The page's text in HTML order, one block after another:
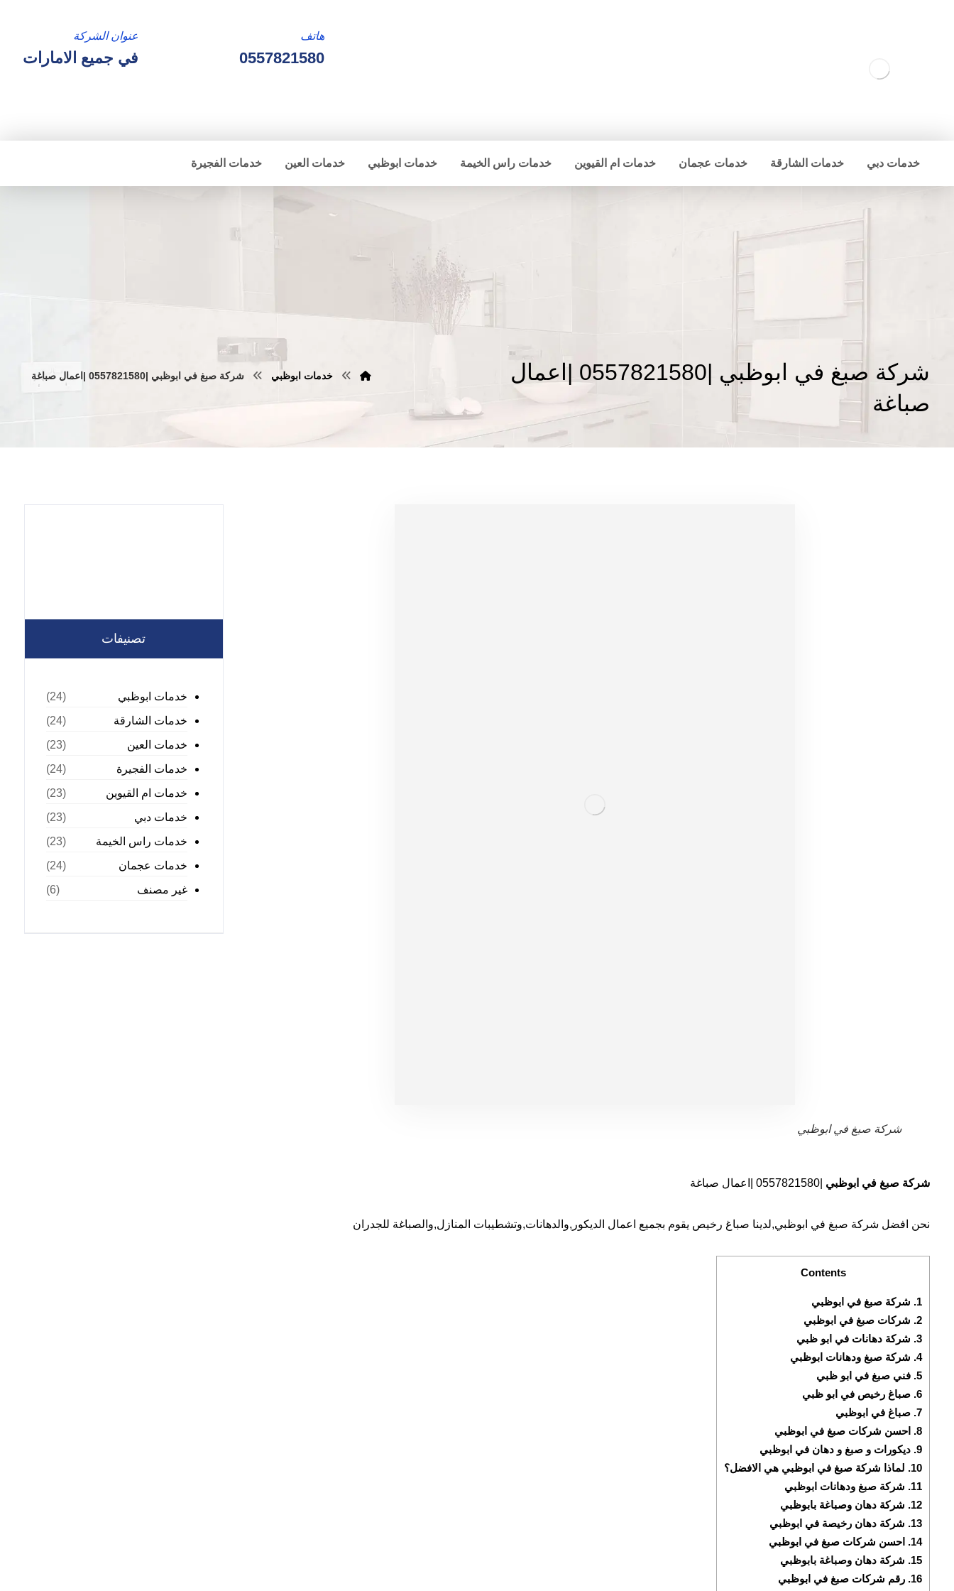
عنوان الشركة
في جميع الامارات
هاتف
0557821580
خدمات دبي خدمات الشارقة خدمات عجمان خدمات ام القيوين خدمات راس الخيمة خدمات ابوظبي خدمات العين خدمات الفجيرة
شركة صبغ في ابوظبي |0557821580 |اعمال
صباغة
خدمات ابوظبي شركة صبغ في ابوظبي |0557821580 |اعمال صباغة
شركة صبغ في ابوظبي
شركة صبغ في ابوظبي
نحن افضل شركة صبغ في ابوظبي,لدينا صباغ رخيص يقوم بجميع اعمال الديكور,والدهانات,وتشطيبات المنازل,والصباغة للجدران
Contents
1. شركة صبغ في ابوظبي
2. شركات صبغ في ابوظبي
3. شركة دهانات في ابو ظبي
4. شركة صبغ ودهانات ابوظبي
5. فني صبغ في ابو ظبي
6. صباغ رخيص في ابو ظبي
7. صباغ في ابوظبي
8.
احسن شركات صبغ في ابوظبي
9. ديكورات و صبغ و دهان في ابوظبي
10. لماذا شركة صبغ في ابوظبي هي الافضل؟
11. شركة صبغ ودهانات ابوظبي
12. شركة دهان وصباغة بابوظبي
13. شركة دهان رخيصة في ابوظبي
14.
احسن شركات صبغ في ابوظبي
15. شركة دهان وصباغة بابوظبي
16. رقم شركات صبغ في ابوظبي
تصنيفات
خدمات ابوظبي
(24)
خدمات الشارقة
(24)
خدمات العين
(23)
خدمات الفجيرة
(24)
خدمات ام القيوين
(23)
خدمات دبي
(23)
خدمات راس الخيمة
(23)
خدمات عجمان
(24)
غير مصنف
(6)